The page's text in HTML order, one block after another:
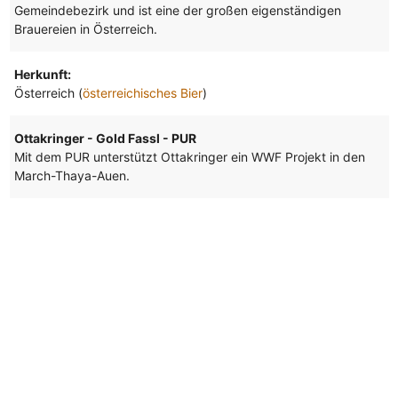
Gemeindebezirk und ist eine der großen eigenständigen
Brauereien in Österreich.
Herkunft:
Österreich (österreichisches Bier)
Ottakringer - Gold Fassl - PUR
Mit dem PUR unterstützt Ottakringer ein WWF Projekt in den
March-Thaya-Auen.